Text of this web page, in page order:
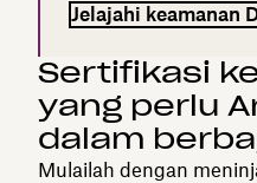
Jelajahi keamanan
Sertifikasi
yang perlu
dalam
Mulailah dengan